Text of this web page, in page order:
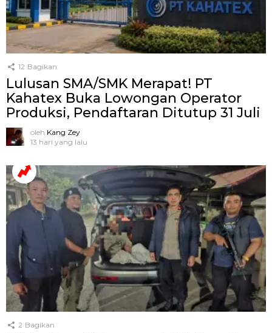
12 Bagikan
Lulusan SMA/SMK Merapat! PT
Kahatex Buka Lowongan Operator
Produksi, Pendaftaran Ditutup 31 Juli
oleh Kang Zey
13 hari yang lalu
2 Bagikan